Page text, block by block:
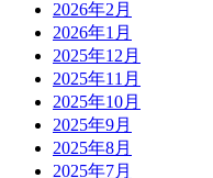
2026年2月
2026年1月
2025年12月
2025年11月
2025年10月
2025年9月
2025年8月
2025年7月